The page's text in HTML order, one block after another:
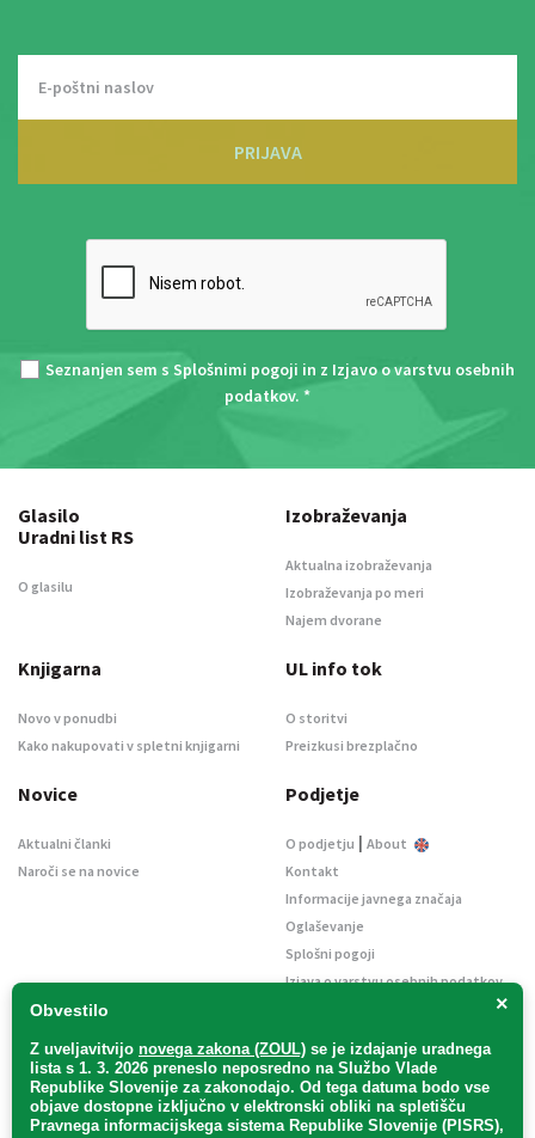
PRIJAVA
Seznanjen sem s Splošnimi pogoji in z Izjavo o varstvu osebnih
podatkov. *
×
Obvestilo
Z uveljavitvijo novega zakona (ZOUL) se je izdajanje uradnega
lista s 1. 3. 2026 preneslo neposredno na Službo Vlade
Republike Slovenije za zakonodajo. Od tega datuma bodo vse
objave dostopne izključno v elektronski obliki na spletišču
Pravnega informacijskega sistema Republike Slovenije (PISRS),
Glasilo
Uradni list RS
O glasilu
Izobraževanja
Aktualna izobraževanja
Izobraževanja po meri
Najem dvorane
Knjigarna
Novo v ponudbi
Kako nakupovati v spletni knjigarni
UL info tok
O storitvi
Preizkusi brezplačno
Novice
Aktualni članki
Naroči se na novice
Podjetje
O podjetju | About
Kontakt
Informacije javnega značaja
Oglaševanje
Splošni pogoji
Izjava o varstvu osebnih podatkov